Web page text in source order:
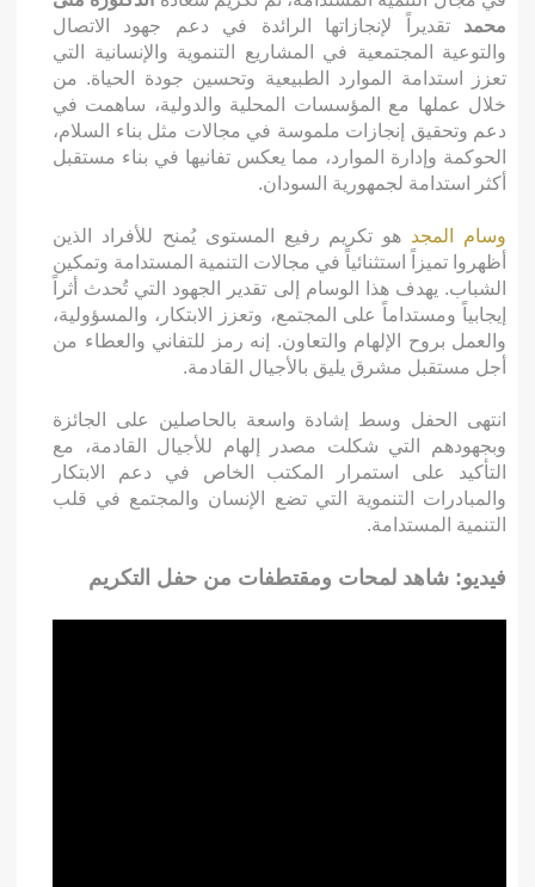
محمد تقديراً لإنجازاتها الرائدة في دعم جهود الاتصال
والتوعية المجتمعية في المشاريع التنموية والإنسانية التي
تعزز استدامة الموارد الطبيعية وتحسين جودة الحياة. من
خلال عملها مع المؤسسات المحلية والدولية، ساهمت في
دعم وتحقيق إنجازات ملموسة في مجالات مثل بناء السلام،
الحوكمة وإدارة الموارد، مما يعكس تفانيها في بناء مستقبل
أكثر استدامة لجمهورية السودان.
وسام المجد هو تكريم رفيع المستوى يُمنح للأفراد الذين
أظهروا تميزاً استثنائياً في مجالات التنمية المستدامة وتمكين
الشباب. يهدف هذا الوسام إلى تقدير الجهود التي تُحدث أثراً
إيجابياً ومستداماً على المجتمع، وتعزز الابتكار، والمسؤولية،
والعمل بروح الإلهام والتعاون. إنه رمز للتفاني والعطاء من
أجل مستقبل مشرق يليق بالأجيال القادمة.
انتهى الحفل وسط إشادة واسعة بالحاصلين على الجائزة
وبجهودهم التي شكلت مصدر إلهام للأجيال القادمة، مع
التأكيد على استمرار المكتب الخاص في دعم الابتكار
والمبادرات التنموية التي تضع الإنسان والمجتمع في قلب
التنمية المستدامة.
فيديو: شاهد لمحات ومقتطفات من حفل التكريم